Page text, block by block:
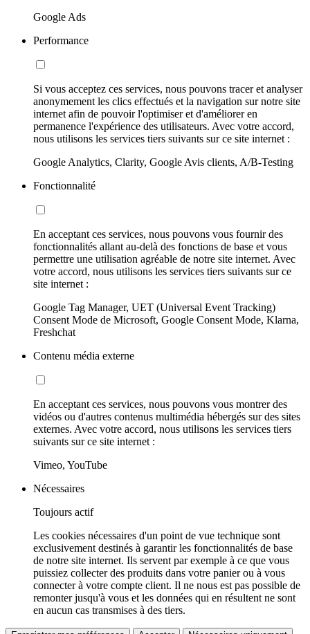
Google Ads
Performance
Si vous acceptez ces services, nous pouvons tracer et analyser
anonymement les clics effectués et la navigation sur notre site
internet afin de pouvoir l'optimiser et d'améliorer en
permanence l'expérience des utilisateurs. Avec votre accord,
nous utilisons les services tiers suivants sur ce site internet :
Google Analytics, Clarity, Google Avis clients, A/B-Testing
Fonctionnalité
En acceptant ces services, nous pouvons vous fournir des
fonctionnalités allant au-delà des fonctions de base et vous
permettre une utilisation agréable de notre site internet. Avec
votre accord, nous utilisons les services tiers suivants sur ce
site internet :
Google Tag Manager, UET (Universal Event Tracking)
Consent Mode de Microsoft, Google Consent Mode, Klarna,
Freshchat
Contenu média externe
En acceptant ces services, nous pouvons vous montrer des
vidéos ou d'autres contenus multimédia hébergés sur des sites
externes. Avec votre accord, nous utilisons les services tiers
suivants sur ce site internet :
Vimeo, YouTube
Nécessaires
Toujours actif
Les cookies nécessaires d'un point de vue technique sont
exclusivement destinés à garantir les fonctionnalités de base
de notre site internet. Ils servent par exemple à ce que vous
puissiez collecter des produits dans votre panier ou à vous
connecter à votre compte client. Il ne nous est pas possible de
remonter jusqu'à vous et les données qui en résultent ne sont
en aucun cas transmises à des tiers.